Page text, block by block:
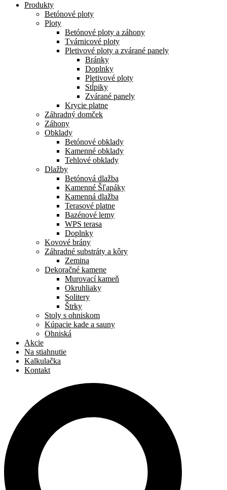
Produkty
Betónové ploty
Ploty
Betónové ploty a záhony
Tvárnicové ploty
Pletivové ploty a zvárané panely
Bránky
Doplnky
Pletivové ploty
Stĺpiky
Zvárané panely
Krycie platne
Záhradný domček
Záhony
Obklady
Betónové obklady
Kamenné obklady
Tehlové obklady
Dlažby
Betónová dlažba
Kamenné Šľapáky
Kamenná dlažba
Terasové platne
Bazénové lemy
WPS terasa
Doplnky
Kovové brány
Záhradné substráty a kôry
Zemina
Dekoračné kamene
Murovací kameň
Okruhliaky
Solitery
Štrky
Stoly s ohniskom
Kúpacie kade a sauny
Ohniská
Akcie
Na stiahnutie
Kalkulačka
Kontakt